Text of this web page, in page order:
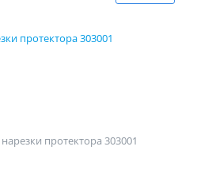
протектора 303001